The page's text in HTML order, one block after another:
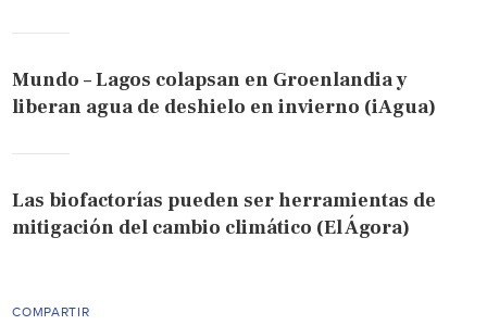
Mundo – Lagos colapsan en Groenlandia y
liberan agua de deshielo en invierno (iAgua)
Las biofactorías pueden ser herramientas de
mitigación del cambio climático (El Ágora)
COMPARTIR